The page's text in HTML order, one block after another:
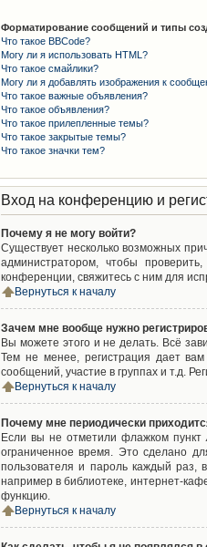
Форматирование сообщений и типы
Что такое BBCode?
Могу ли я использовать HTML?
Что такое смайлики?
Могу ли я добавлять изображения к
Что такое важные объявления?
Что такое объявления?
Что такое прилепленные темы?
Что такое закрытые темы?
Что такое значки тем?
Вход на конференцию и
Почему я не могу войти?
Существует несколько возможных
администратором, чтобы
конференции, свяжитесь с ним для
Вернуться к началу
Зачем мне вообще нужно
Вы можете этого и не делать. Всё
Тем не менее, регистрация дает
сообщений, участие в группах и т.д.
Вернуться к началу
Почему мне периодически
Если вы не отметили флажком пункт
ограниченное время. Это сделано
пользователя и пароль каждый раз,
например в библиотеке, интернет-
функцию.
Вернуться к началу